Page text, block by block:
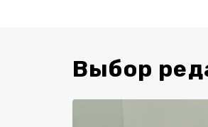
Выбор